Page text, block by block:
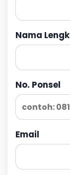
Nama
No. Ponsel
Email